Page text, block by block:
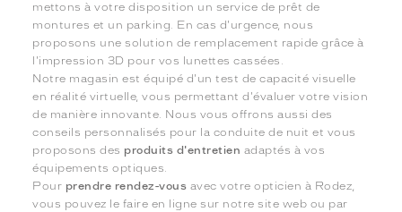
mettons à votre disposition un service de prêt de
montures et un parking. En cas d'urgence, nous
proposons une solution de remplacement rapide grâce à
l'impression 3D pour vos lunettes cassées.
Notre magasin est équipé d'un test de capacité visuelle
en réalité virtuelle, vous permettant d'évaluer votre vision
de manière innovante. Nous vous offrons aussi des
conseils personnalisés pour la conduite de nuit et vous
proposons des produits d'entretien adaptés à vos
équipements optiques.
Pour prendre rendez-vous avec votre opticien à Rodez,
vous pouvez le faire en ligne sur notre site web ou par